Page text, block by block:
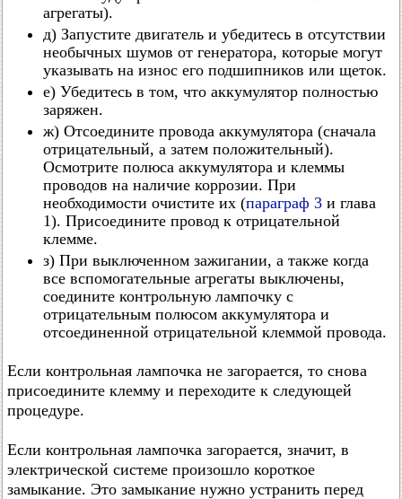
агрегаты).
д) Запустите двигатель и убедитесь в отсутствии
необычных шумов от генератора, которые могут
указывать на износ его подшипников или щеток.
е) Убедитесь в том, что аккумулятор полностью
заряжен.
ж) Отсоедините провода аккумулятора (сначала
отрицательный, а затем положительный).
Осмотрите полюса аккумулятора и клеммы
проводов на наличие коррозии. При
необходимости очистите их (параграф 3 и глава
1). Присоедините провод к отрицательной
клемме.
з) При выключенном зажигании, а также когда
все вспомогательные агрегаты выключены,
соедините контрольную лампочку с
отрицательным полюсом аккумулятора и
отсоединенной отрицательной клеммой провода.
Если контрольная лампочка не загорается, то снова
присоедините клемму и переходите к следующей
процедуре.
Если контрольная лампочка загорается, значит, в
электрической системе произошло короткое
замыкание. Это замыкание нужно устранить перед